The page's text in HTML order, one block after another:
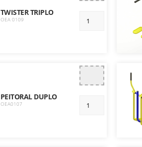
TWISTER TRIPLO
OEA 0109
PEITORAL DUPLO
OEA0107